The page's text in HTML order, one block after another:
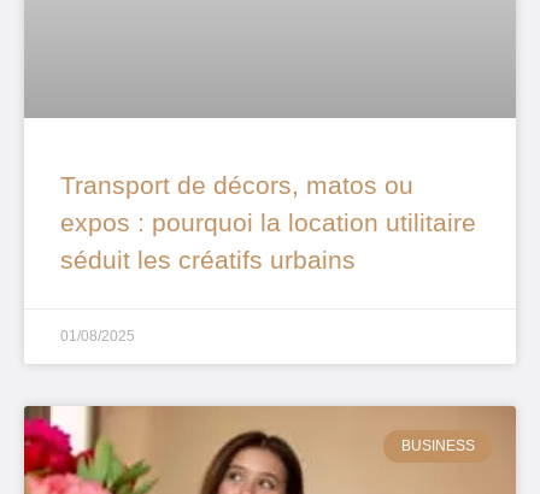
Transport de décors, matos ou
expos : pourquoi la location utilitaire
séduit les créatifs urbains
01/08/2025
BUSINESS